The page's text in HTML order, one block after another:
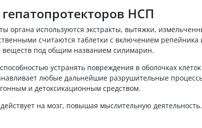
НСП
органа используются экстракты, вытяжки,
считаются таблетки с включением
веществ под общим названием силимарин.
устранять повреждения в оболочках
любые дальнейшие разрушительные
и детоксикационным средством.
на мозг, повышая мыслительную